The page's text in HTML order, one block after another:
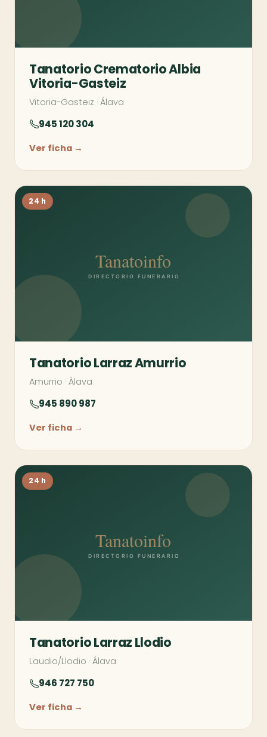
Tanatorio Crematorio Albia
Vitoria-Gasteiz
Vitoria-Gasteiz · Álava
945 120 304
Ver ficha →
24 h
Tanatorio Larraz Amurrio
Amurrio · Álava
945 890 987
Ver ficha →
24 h
Tanatorio Larraz Llodio
Laudio/Llodio · Álava
946 727 750
Ver ficha →